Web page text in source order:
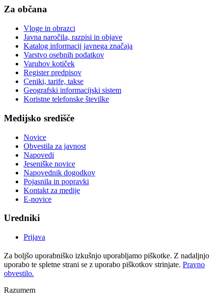
Za občana
Vloge in obrazci
Javna naročila, razpisi in objave
Katalog informacij javnega značaja
Varstvo osebnih podatkov
Varuhov kotiček
Register predpisov
Ceniki, tarife, takse
Geografski informacijski sistem
Koristne telefonske številke
Medijsko središče
Novice
Obvestila za javnost
Napovedi
Jeseniške novice
Napovednik dogodkov
Pojasnila in popravki
Kontakt za medije
E-novice
Uredniki
Prijava
Za boljšo uporabniško izkušnjo uporabljamo piškotke. Z nadaljnjo
uporabo te spletne strani se z uporabo piškotkov strinjate. Pravno
obvestilo.
Razumem